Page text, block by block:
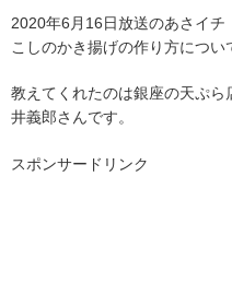
2020年6月16日放送のあさイチ
こしのかき揚げの作り方につい
教えてくれたのは銀座の天ぷ
井義郎さんです。
スポンサードリンク